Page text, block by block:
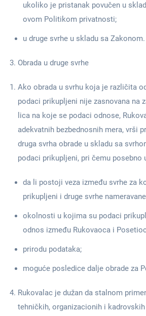
ukoliko je pristanak povučen u
ovom Politikom privatnosti;
u druge svrhe u skladu sa Zakonom.
Obrada u druge svrhe
Ako obrada u svrhu koja je različita
podaci prikupljeni nije zasnovana na
lica na koje se podaci odnose,
adekvatnih bezbednosnih mera, vrši
druga svrha obrade u skladu sa
podaci prikupljeni, pri čemu posebno
da li postoji veza između svrhe za
prikupljeni i druge svrhe
okolnosti u kojima su podaci
odnos između Rukovaoca i
prirodu podataka;
moguće posledice dalje obrade za
Rukovalac je dužan da stalnom
tehničkih, organizacionih i